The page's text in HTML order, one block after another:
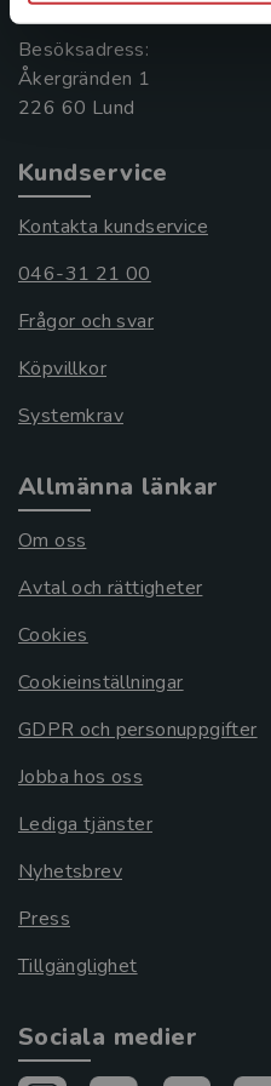
Besöksadress:
Åkergränden 1
Kundservice
Kontakta kundservice
046-31 21 00
Frågor och svar
Köpvillkor
Systemkrav
Allmänna länkar
Om oss
Avtal och rättigheter
Cookies
Cookieinställningar
GDPR och personuppgifter
Jobba hos oss
Lediga tjänster
Nyhetsbrev
Press
Tillgänglighet
Sociala medier